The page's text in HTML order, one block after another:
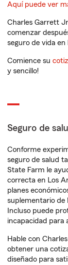
Aquí puede ver
Charles Garrett
comenzar
seguro de vida en
Comience su
y sencillo!
Seguro de
Conforme
seguro de salud
State Farm le
correcta en Los
planes
suplementario de
Incluso puede
incapacidad para
Hable con
obtener una
diseñado para